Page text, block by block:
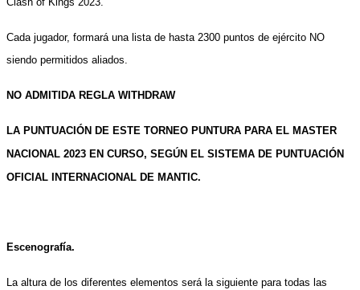
Cada jugador, formará una lista de hasta 2300 puntos de ejército NO
siendo permitidos aliados.
NO ADMITIDA REGLA WITHDRAW
LA PUNTUACIÓN DE ESTE TORNEO PUNTURA PARA EL MASTER
NACIONAL 2023 EN CURSO, SEGÚN EL SISTEMA DE PUNTUACIÓN
OFICIAL INTERNACIONAL DE MANTIC.
Escenografía.
La altura de los diferentes elementos será la siguiente para todas las